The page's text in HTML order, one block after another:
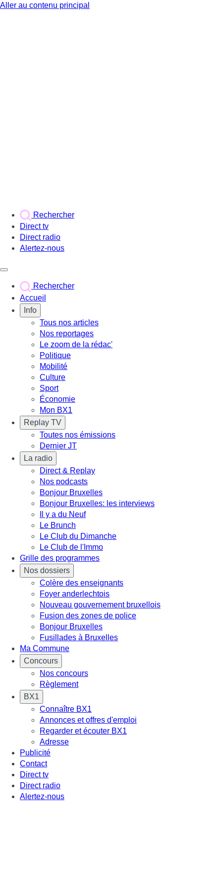
Aller au contenu principal
Rechercher
Direct tv
Direct radio
Alertez-nous
Rechercher
Accueil
Info
Tous nos articles
Nos reportages
Le zoom de la rédac'
Politique
Mobilité
Culture
Sport
Économie
Mon BX1
Replay TV
Toutes nos émissions
Dernier JT
La radio
Direct & Replay
Nos podcasts
Bonjour Bruxelles
Bonjour Bruxelles: les interviews
Il y a du Neuf
Le Brunch
Le Club du Dimanche
Le Club de l'Immo
Grille des programmes
Nos dossiers
Colère des enseignants
Foyer anderlechtois
Nouveau gouvernement bruxellois
Fusion des zones de police
Bonjour Bruxelles
Fusillades à Bruxelles
Ma Commune
Concours
Nos concours
Règlement
BX1
Connaître BX1
Annonces et offres d'emploi
Regarder et écouter BX1
Adresse
Publicité
Contact
Direct tv
Direct radio
Alertez-nous